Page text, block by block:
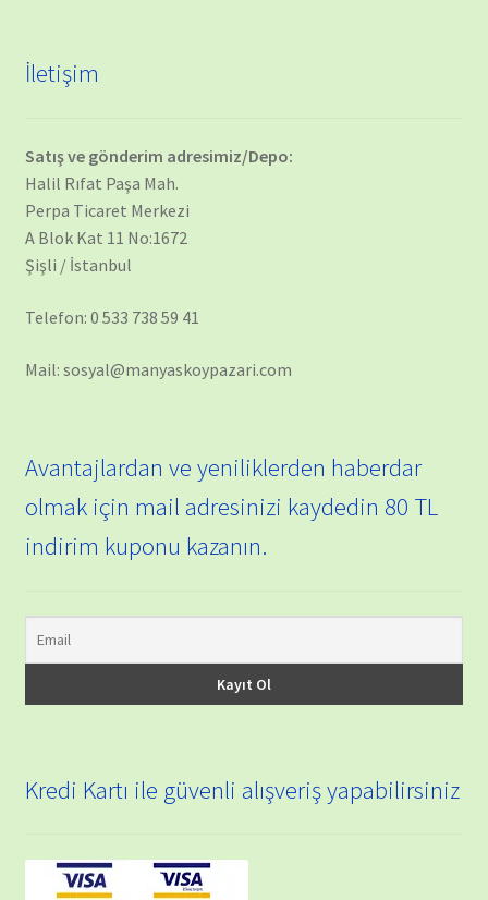
İletişim
Satış ve gönderim adresimiz/Depo:
Halil Rıfat Paşa Mah.
Perpa Ticaret Merkezi
A Blok Kat 11 No:1672
Şişli / İstanbul
Telefon: 0 533 738 59 41
Mail: sosyal@manyaskoypazari.com
Avantajlardan ve yeniliklerden haberdar
olmak için mail adresinizi kaydedin 80 TL
indirim kuponu kazanın.
Kredi Kartı ile güvenli alışveriş yapabilirsiniz